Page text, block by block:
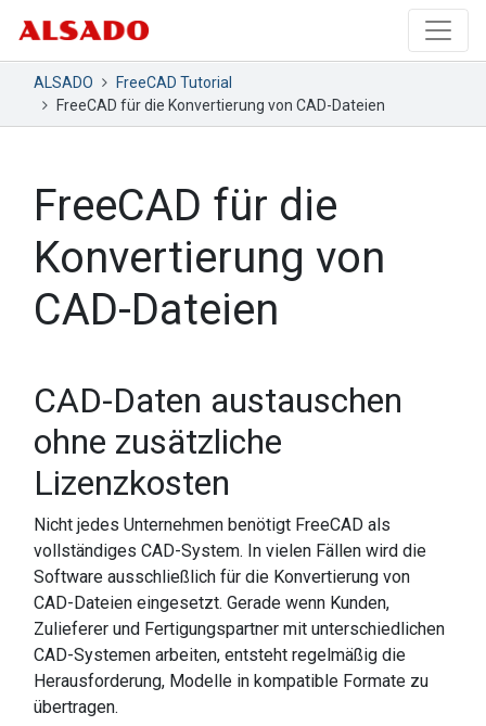
ALSADO
FreeCAD Tutorial
FreeCAD für die Konvertierung von CAD-Dateien
FreeCAD für die
Konvertierung von
CAD-Dateien
CAD-Daten austauschen
ohne zusätzliche
Lizenzkosten
Nicht jedes Unternehmen benötigt FreeCAD als
vollständiges CAD-System. In vielen Fällen wird die
Software ausschließlich für die Konvertierung von
CAD-Dateien eingesetzt. Gerade wenn Kunden,
Zulieferer und Fertigungspartner mit unterschiedlichen
CAD-Systemen arbeiten, entsteht regelmäßig die
Herausforderung, Modelle in kompatible Formate zu
übertragen.